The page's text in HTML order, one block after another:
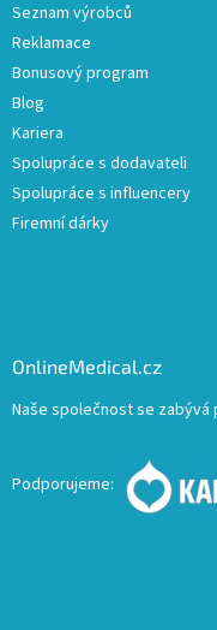
Seznam výrobců
Reklamace
Bonusový program
Blog
Kariera
Spolupráce s dodavateli
Spolupráce s influencery
Firemní dárky
OnlineMedical.cz
Naše společnost se
Podporujeme: